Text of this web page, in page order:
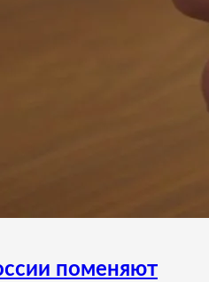
поменяют